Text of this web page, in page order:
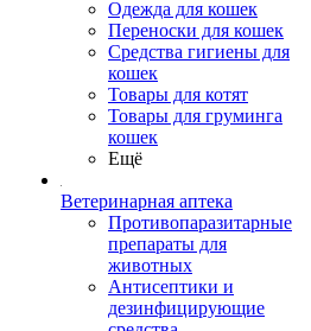
Одежда для кошек
Переноски для кошек
Средства гигиены для
кошек
Товары для котят
Товары для груминга
кошек
Ещё
Ветеринарная аптека
Противопаразитарные
препараты для
животных
Антисептики и
дезинфицирующие